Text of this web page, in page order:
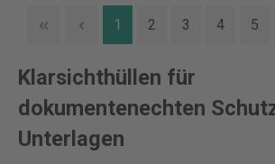
1 2 3 4 5
Klarsichthüllen für
dokumentenechten
Unterlagen